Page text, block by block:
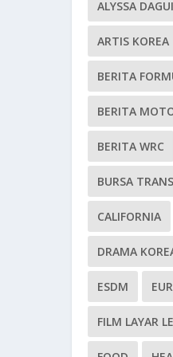
ALYSSA
ARTIS KOREA
BERITA
BERITA
BERITA WRC
BURSA
CALIFORNIA
DRAMA
ESDM
FILM LAYAR